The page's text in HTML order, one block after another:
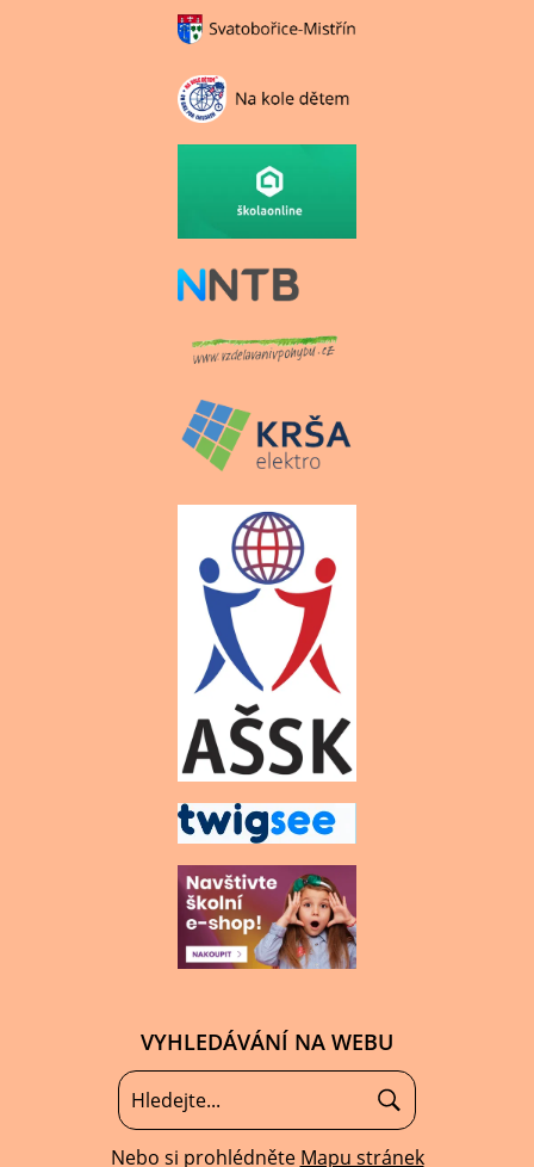
VYHLEDÁVÁNÍ NA WEBU
Nebo si prohlédněte Mapu stránek